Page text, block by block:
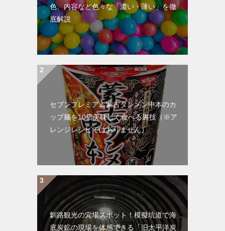
色、内容など色々な「濃い・薄い」を徹
底解説
セブンプレミアム蒙古タンメン中本のカ
ップ麺を10倍美味しく食べる裏技（※ア
レンジレシピではありません）
釧路観光の穴場スポット！模擬坑道で海
底炭鉱の現場を体感できる「旧太平洋炭